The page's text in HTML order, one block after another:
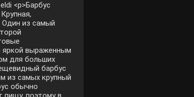
<p>Барбус
Один из самый
яркой выраженным
для больших
барбус
из самых крупный
обычно